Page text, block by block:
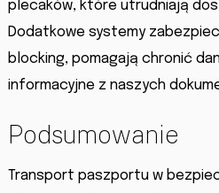
plecaków, które utrudniają
Dodatkowe systemy
blocking, pomagają chronić
informacyjne z naszych
Podsumowanie
Transport paszportu w